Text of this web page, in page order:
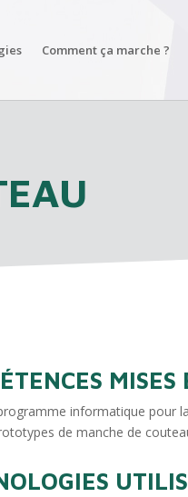
Comment ça marche ?
informatique pour
de manche de